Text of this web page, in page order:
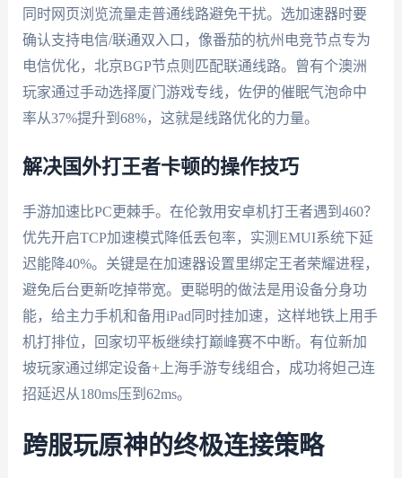
同时网页浏览流量走普通线路避免干扰。选加速器时要
确认支持电信/联通双入口，像番茄的杭州电竞节点专为
电信优化，北京BGP节点则匹配联通线路。曾有个澳洲
玩家通过手动选择厦门游戏专线，佐伊的催眠气泡命中
率从37%提升到68%，这就是线路优化的力量。
解决国外打王者卡顿的操作技巧
手游加速比PC更棘手。在伦敦用安卓机打王者遇到460？
优先开启TCP加速模式降低丢包率，实测EMUI系统下延
迟能降40%。关键是在加速器设置里绑定王者荣耀进程，
避免后台更新吃掉带宽。更聪明的做法是用设备分身功
能，给主力手机和备用iPad同时挂加速，这样地铁上用手
机打排位，回家切平板继续打巅峰赛不中断。有位新加
坡玩家通过绑定设备+上海手游专线组合，成功将妲己连
招延迟从180ms压到62ms。
跨服玩原神的终极连接策略